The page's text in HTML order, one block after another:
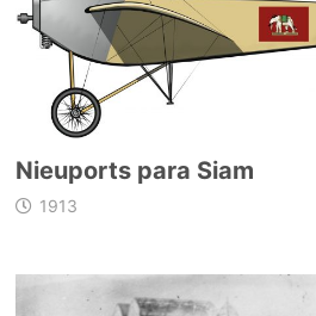
Nieuports para Siam
1913